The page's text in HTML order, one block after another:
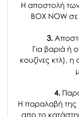
Η αποστολή των
BOX NOW
3.
Για βαριά ή
κουζίνες κτλ), η
4.
H παραλαβή της
απο το